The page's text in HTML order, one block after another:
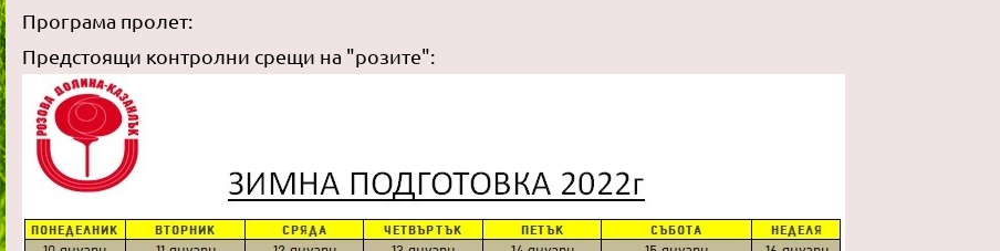
Програма пролет:
Предстоящи контролни срещи на "розите":